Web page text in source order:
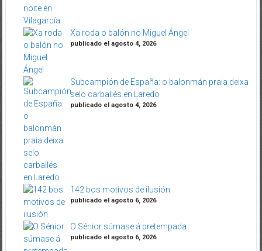
Xa roda o balón no Miguel Ángel
publicado el agosto 4, 2026
Subcampión de España: o balonmán praia deixa
selo carballés en Laredo
publicado el agosto 4, 2026
142 bos motivos de ilusión
publicado el agosto 6, 2026
O Sénior súmase á pretempada
publicado el agosto 6, 2026